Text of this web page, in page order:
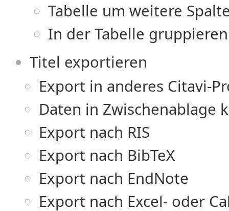
Tabelle um weitere
In der Tabelle gruppieren
Titel exportieren
Export in anderes Citavi-
Daten in Zwischenablage
Export nach RIS
Export nach BibTeX
Export nach EndNote
Export nach Excel- oder